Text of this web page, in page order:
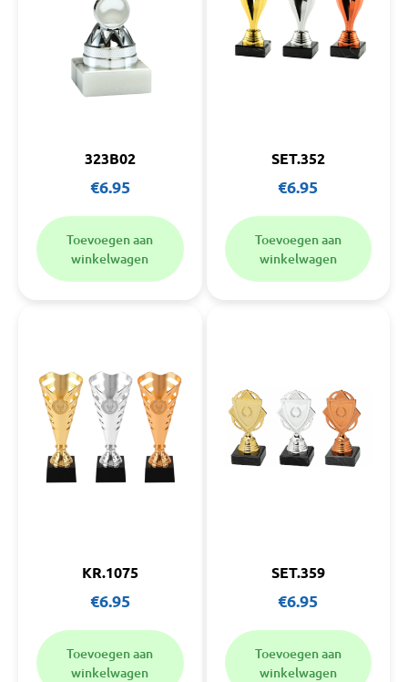
323B02
€6.95
Toevoegen aan
winkelwagen
SET.352
€6.95
Toevoegen aan
winkelwagen
KR.1075
€6.95
Toevoegen aan
winkelwagen
SET.359
€6.95
Toevoegen aan
winkelwagen